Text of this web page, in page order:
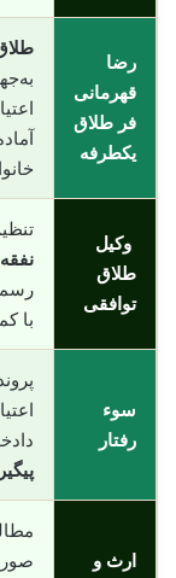
رضا
قهرمانی
فر طلاق
یکطرفه
وکیل
طلاق
توافقی
با
سوء
رفتار
ارث و